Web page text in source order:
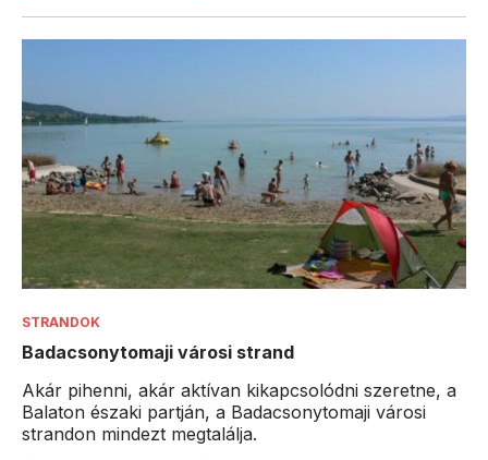
STRANDOK
Badacsonytomaji városi strand
Akár pihenni, akár aktívan kikapcsolódni szeretne, a
Balaton északi partján, a Badacsonytomaji városi
strandon mindezt megtalálja.